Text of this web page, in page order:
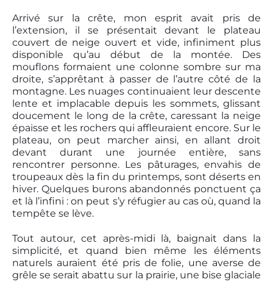
Arrivé sur la crête, mon esprit avait pris de
l’extension, il se présentait devant le plateau
couvert de neige ouvert et vide, infiniment plus
disponible qu’au début de la montée. Des
mouflons formaient une colonne sombre sur ma
droite, s’apprêtant à passer de l’autre côté de la
montagne. Les nuages continuaient leur descente
lente et implacable depuis les sommets, glissant
doucement le long de la crête, caressant la neige
épaisse et les rochers qui affleuraient encore. Sur le
plateau, on peut marcher ainsi, en allant droit
devant durant une journée entière, sans
rencontrer personne. Les pâturages, envahis de
troupeaux dès la fin du printemps, sont déserts en
hiver. Quelques burons abandonnés ponctuent ça
et là l’infini : on peut s’y réfugier au cas où, quand la
tempête se lève.
Tout autour, cet après-midi là, baignait dans la
simplicité, et quand bien même les éléments
naturels auraient été pris de folie, une averse de
grêle se serait abattu sur la prairie, une bise glaciale